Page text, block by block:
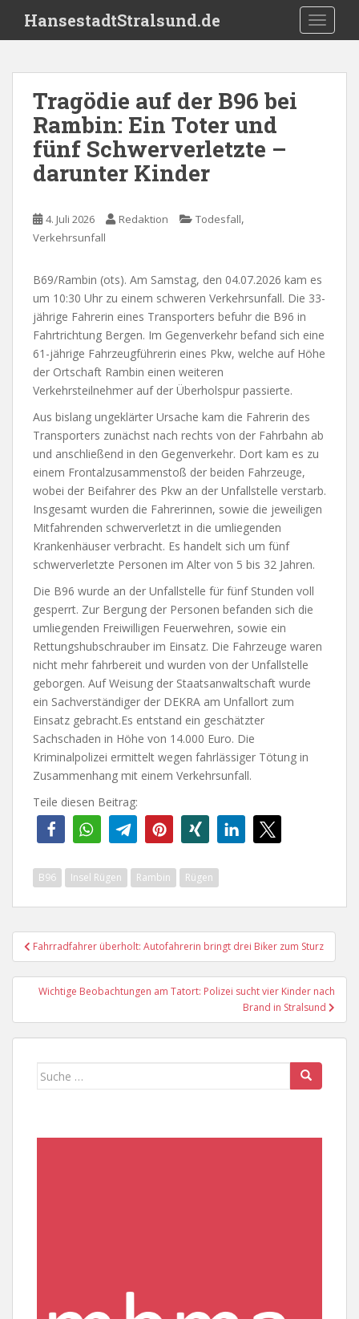
i
HansestadtStralsund.de
Tragödie auf der B96 bei
Rambin: Ein Toter und
fünf Schwerverletzte –
darunter Kinder
4. Juli 2026 Redaktion Todesfall,
Verkehrsunfall
B69/Rambin (ots). Am Samstag, den 04.07.2026 kam es
um 10:30 Uhr zu einem schweren Verkehrsunfall. Die 33-
jährige Fahrerin eines Transporters befuhr die B96 in
Fahrtrichtung Bergen. Im Gegenverkehr befand sich eine
61-jährige Fahrzeugführerin eines Pkw, welche auf Höhe
der Ortschaft Rambin einen weiteren
Verkehrsteilnehmer auf der Überholspur passierte.
Aus bislang ungeklärter Ursache kam die Fahrerin des
Transporters zunächst nach rechts von der Fahrbahn ab
und anschließend in den Gegenverkehr. Dort kam es zu
einem Frontalzusammenstoß der beiden Fahrzeuge,
wobei der Beifahrer des Pkw an der Unfallstelle verstarb.
Insgesamt wurden die Fahrerinnen, sowie die jeweiligen
Mitfahrenden schwerverletzt in die umliegenden
Krankenhäuser verbracht. Es handelt sich um fünf
schwerverletzte Personen im Alter von 5 bis 32 Jahren.
Die B96 wurde an der Unfallstelle für fünf Stunden voll
gesperrt. Zur Bergung der Personen befanden sich die
umliegenden Freiwilligen Feuerwehren, sowie ein
Rettungshubschrauber im Einsatz. Die Fahrzeuge waren
nicht mehr fahrbereit und wurden von der Unfallstelle
geborgen. Auf Weisung der Staatsanwaltschaft wurde
ein Sachverständiger der DEKRA am Unfallort zum
Einsatz gebracht.Es entstand ein geschätzter
Sachschaden in Höhe von 14.000 Euro. Die
Kriminalpolizei ermittelt wegen fahrlässiger Tötung in
Zusammenhang mit einem Verkehrsunfall.
Teile diesen Beitrag:
B96 Insel Rügen Rambin Rügen
Beitragsnavigation
Fahrradfahrer überholt: Autofahrerin bringt drei Biker zum Sturz
Wichtige Beobachtungen am Tatort: Polizei sucht vier Kinder nach
Brand in Stralsund
Suche